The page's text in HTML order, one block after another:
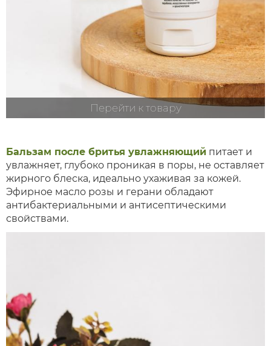
Перейти к товару
Бальзам после бритья увлажняющий питает и
увлажняет, глубоко проникая в поры, не оставляет
жирного блеска, идеально ухаживая за кожей.
Эфирное масло розы и герани обладают
антибактериальными и антисептическими
свойствами.